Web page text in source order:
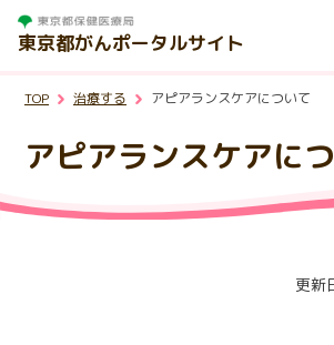
東京都がんポータルサイト
がんを知る
TOP 治療する アピアランスケアについて
アピアランスケアに
更新